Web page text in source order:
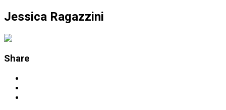
Jessica Ragazzini
Share